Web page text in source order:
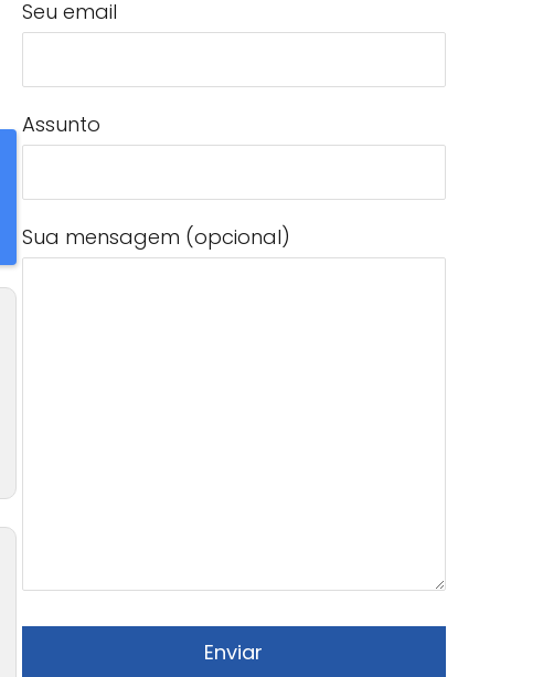
Seu email
Assunto
Sua mensagem (opcional)